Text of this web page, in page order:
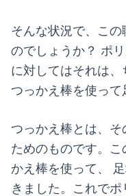
そんな状況で、こ
のでしょうか？ ポ
に対してはそれは
つっかえ棒を使って
つっかえ棒とは、
ためのものです。
かえ棒を使って、
きました。これで